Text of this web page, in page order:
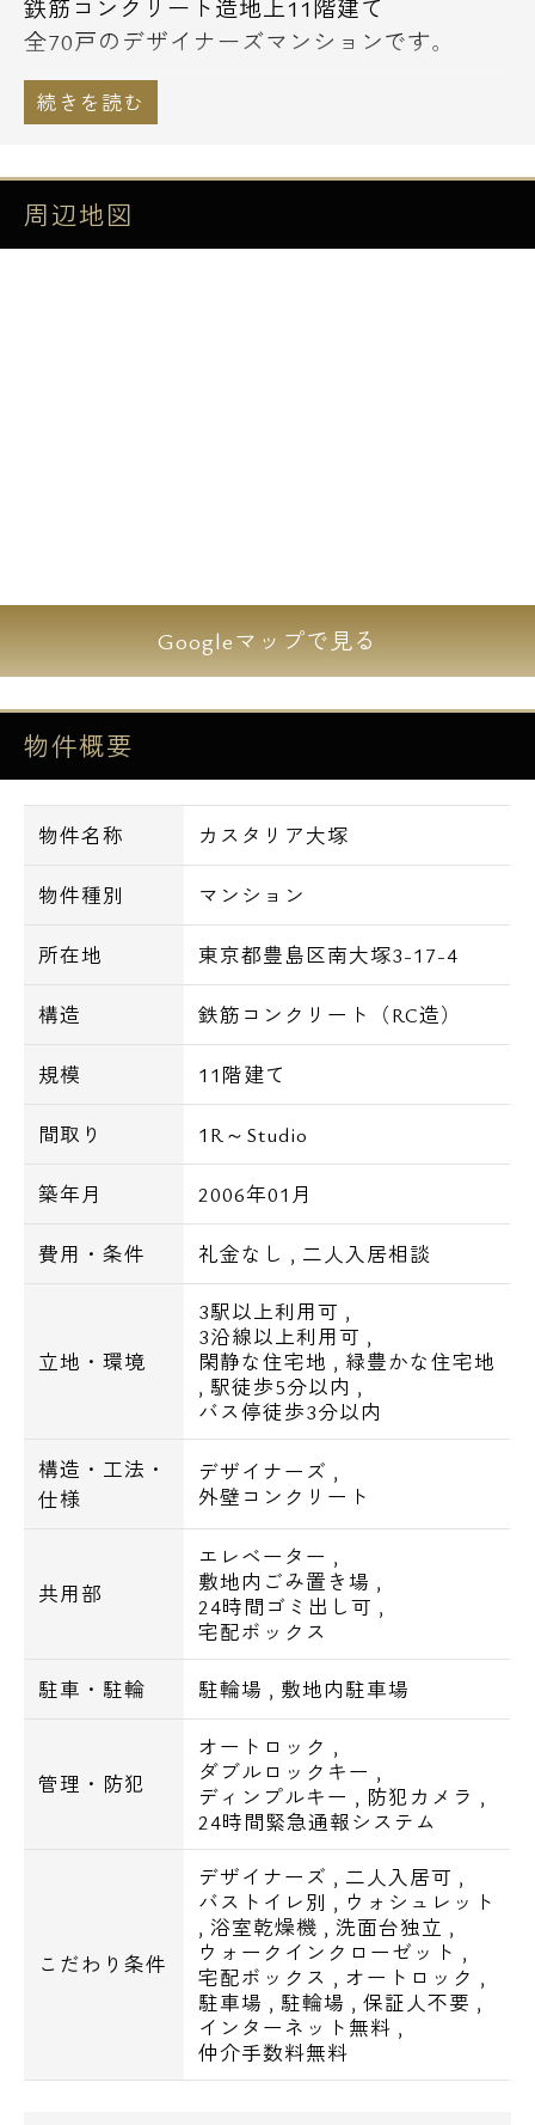
鉄筋コンクリート造地上11階建て
全70戸のデザイナーズマンションです。
●カスタリア大塚の設備
耐震丁番付玄関ドア
タンクレスウォシュレットトイレ
2口ガスキッチン
●カスタリア大塚の周辺環境】
JR山手線 大塚駅の南口から出て
直進すると春日通りにでます。
豊島区立西巣鴨中学校のグラウンド側、
春日通り沿いにあるデザイナーズマンション
が
カスタリア大塚です。
■コンビニ・飲食店
ニューヤマザキデイリーストア2分
ミニストップ3分
ファミリーマート4分
セブンイレブン4分
まいばすけっと4分
松屋4分
ローソン L5分
マクドナルド6分
■学校
西巣鴨第二保育園13分
西巣鴨中学校3分
文京高等学校13分
十文字高等学校13分
筑波大学 東京キャンパス20分
文京大塚五郵便局6分
総合体育場6分
東京都立大塚病院7分
東池袋郵便局8分
サンシャインシティ12分
■その他
春日通り沿い
不忍通り13分
周辺地図
Googleマップで見る
物件概要
物件名称 カスタリア大塚
物件種別 マンション
所在地 東京都豊島区南大塚3-17-4
構造 鉄筋コンクリート（RC造）
規模 11階建て
間取り 1R～Studio
築年月 2006年01月
費用・条件 礼金なし , 二人入居相談
立地・環境
3駅以上利用可 ,
3沿線以上利用可 ,
閑静な住宅地 , 緑豊かな住宅地
, 駅徒歩5分以内 ,
バス停徒歩3分以内
構造・工法・
仕様
デザイナーズ ,
外壁コンクリート
共用部
エレベーター ,
敷地内ごみ置き場 ,
24時間ゴミ出し可 ,
宅配ボックス
駐車・駐輪 駐輪場 , 敷地内駐車場
管理・防犯
オートロック ,
ダブルロックキー ,
ディンプルキー , 防犯カメラ ,
24時間緊急通報システム
こだわり条件
デザイナーズ , 二人入居可 ,
バストイレ別 , ウォシュレット
, 浴室乾燥機 , 洗面台独立 ,
ウォークインクローゼット ,
宅配ボックス , オートロック ,
駐車場 , 駐輪場 , 保証人不要 ,
インターネット無料 ,
仲介手数料無料